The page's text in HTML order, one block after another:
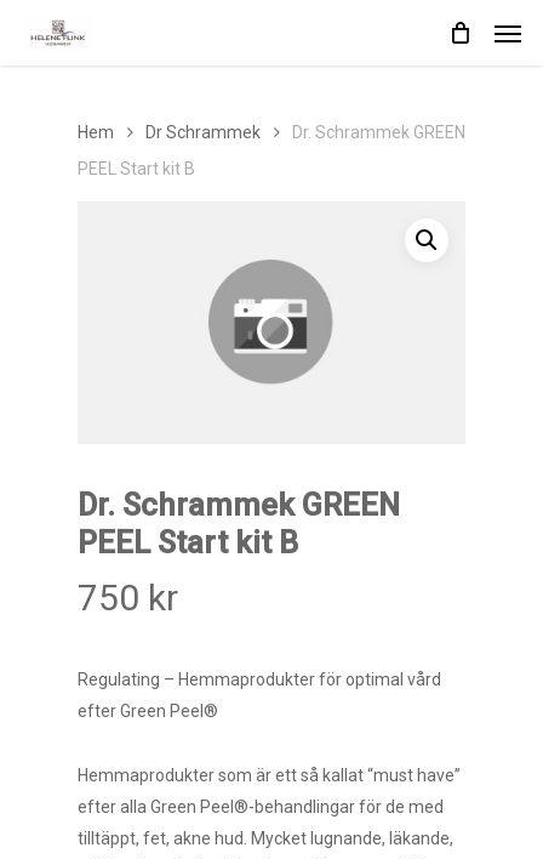
Hem Dr Schrammek
Dr. Schrammek GREEN
PEEL Start kit B
Dr. Schrammek GREEN
PEEL Start kit B
750 kr
Regulating – Hemmaprodukter för optimal vård
efter Green Peel®
Hemmaprodukter som är ett så kallat “must have”
efter alla Green Peel®-behandlingar för de med
tilltäppt, fet, akne hud. Mycket lugnande, läkande,